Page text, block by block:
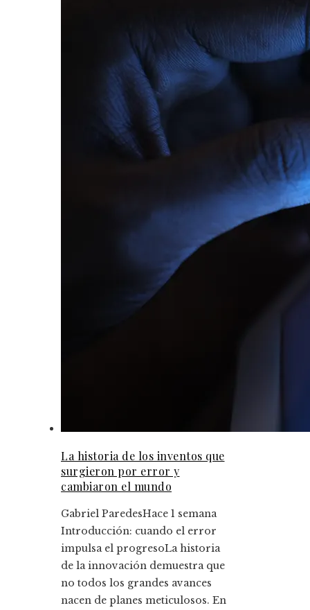
La historia de los inventos que
surgieron por error y
cambiaron el mundo
Gabriel ParedesHace 1 semana
Introducción: cuando el error
impulsa el progresoLa historia
de la innovación demuestra que
no todos los grandes avances
nacen de planes meticulosos. En